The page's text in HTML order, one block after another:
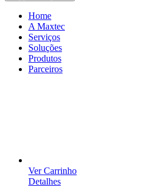
Home
A Maxtec
Serviços
Soluções
Produtos
Parceiros
Ver Carrinho
Detalhes